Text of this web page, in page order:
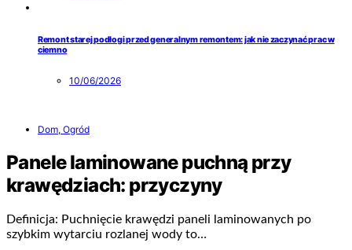
Remont starej podłogi przed generalnym remontem: jak nie zaczynać prac w
ciemno
10/06/2026
Dom, Ogród
Panele laminowane puchną przy
krawędziach: przyczyny
Definicja: Puchnięcie krawędzi paneli laminowanych po
szybkim wytarciu rozlanej wody to…